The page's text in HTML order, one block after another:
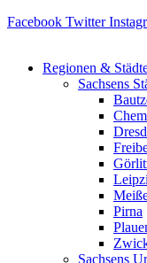
Facebook Twitter
Regionen &
Sachsens
Pirna
Sachsens